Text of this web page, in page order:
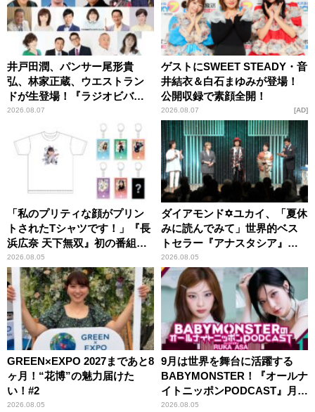
井戸田潤、パンサー尾形貴
弘、林家正蔵、ウエストラン
ドが生登場！『ラジオビバリ
ー昼ズ』
2026.08.07
ゲストにSWEET STEADY・音
井結衣＆白石まゆみが登場！
公開収録で素顔全開！
2026.08.07 AD
「私のプリティな顔がプリン
トされたTシャツです！」『長
浜広奈 天下無双』初の番組グ
ッズ発売
2026.08.05
ダイアモンド✡ユカイ、「夏休
みに読んでみて」世界的ベス
トセラー『アナスタシア』を
紹介
2026.08.05
GREEN×EXPO 2027まであと8
ヶ月！“花博”の魅力届けた
い！#2
2026.08.05
9月は世界を舞台に活躍する
BABYMONSTER！『オールナ
イトニッポンPODCAST』月替
わりパーソナリティ
2026.08.05